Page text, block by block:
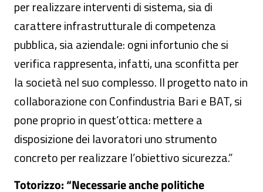
per realizzare interventi di sistema, sia di
carattere infrastrutturale di competenza
pubblica, sia aziendale: ogni infortunio che si
verifica rappresenta, infatti, una sconfitta per
la società nel suo complesso. Il progetto nato in
collaborazione con Confindustria Bari e BAT, si
pone proprio in quest’ottica: mettere a
disposizione dei lavoratori uno strumento
concreto per realizzare l’obiettivo sicurezza.”
Totorizzo: “Necessarie anche politiche